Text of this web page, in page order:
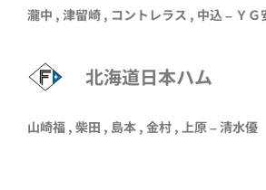
瀧中 , 津留崎 , コントレラス , 中込– ＹＧ
北海道日本ハム
山崎福 , 柴田 , 島本 , 金村 , 上原–清水優